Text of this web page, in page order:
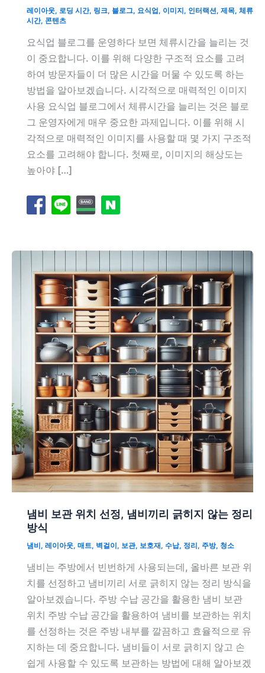
레이아웃, 로딩 시간, 링크, 블로그, 요식업 , 이미지 , 인터랙션, 제목, 체류
시간, 콘텐츠
요식업 블로그를 운영하다 보면 체류시간을 늘리는 것
이 중요합니다. 이를 위해 다양한 구조적 요소를 고려
하여 방문자들이 더 많은 시간을 머물 수 있도록 하는
방법을 알아보겠습니다. 시각적으로 매력적인 이미지
사용 요식업 블로그에서 체류시간을 늘리는 것은 블로
그 운영자에게 매우 중요한 과제입니다. 이를 위해 시
각적으로 매력적인 이미지를 사용할 때 몇 가지 구조적
요소를 고려해야 합니다. 첫째로, 이미지의 해상도는
높아야 […]
냄비 보관 위치 선정, 냄비끼리 긁히지 않는 정리
방식
냄비, 레이아웃, 매트, 벽걸이, 보관, 보호재, 수납, 정리, 주방, 청소
냄비는 주방에서 빈번하게 사용되는데, 올바른 보관 위
치를 선정하고 냄비끼리 서로 긁히지 않는 정리 방식을
알아보겠습니다. 주방 수납 공간을 활용한 냄비 보관
위치 주방 수납 공간을 활용하여 냄비를 보관하는 위치
를 선정하는 것은 주방 내부를 깔끔하고 효율적으로 유
지하는 데 중요합니다. 냄비들이 서로 긁히지 않고 손
쉽게 사용할 수 있도록 보관하는 방법에 대해 알아보겠